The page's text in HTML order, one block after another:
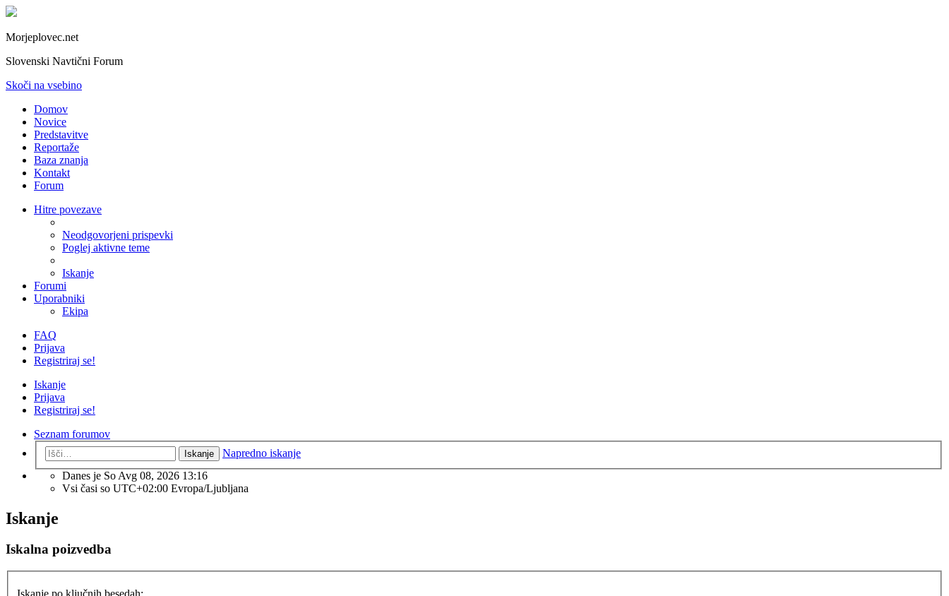
Morjeplovec.net
Slovenski Navtični Forum
Skoči na vsebino
Domov
Novice
Predstavitve
Reportaže
Baza znanja
Kontakt
Forum
Hitre povezave
Neodgovorjeni prispevki
Poglej aktivne teme
Iskanje
Forumi
Uporabniki
Ekipa
FAQ
Prijava
Registriraj se!
Iskanje
Prijava
Registriraj se!
Seznam forumov
Iskanje
Napredno iskanje
Danes je So Avg 08, 2026 13:16
Vsi časi so UTC+02:00 Evropa/Ljubljana
Iskanje
Iskalna poizvedba
Iskanje po ključnih besedah: